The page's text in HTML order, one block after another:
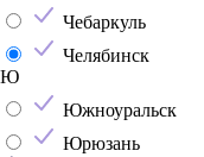
Чебаркуль
Челябинск
Ю
Южноуральск
Юрюзань